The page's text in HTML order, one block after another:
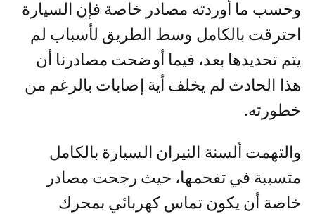
وحسب ما أوردته مصادر خاصة فإن السيارة
احترقت بالكامل وسط الطريق لأسباب لم
يتم تحديدها بعد، فيما أوضحت مصادرنا أن
هذا الحادث لم يخلف أية إصابات بالرغم من
خطورته.
والتهمت ألسنة النيران السيارة بالكامل
متسببة في تفحمها، حيث رجحت مصادر
خاصة أن يكون تماس كهربائي بمحرك